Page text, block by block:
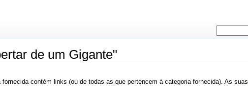
de um Gigante"
contém links (ou de todas as que pertencem à categoria fornecida). As suas